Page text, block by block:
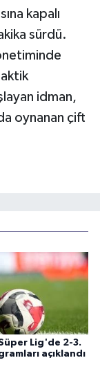
kapalı
sürdü.
idman,
oynanan çift
Lig'de 2-3.
açıklandı